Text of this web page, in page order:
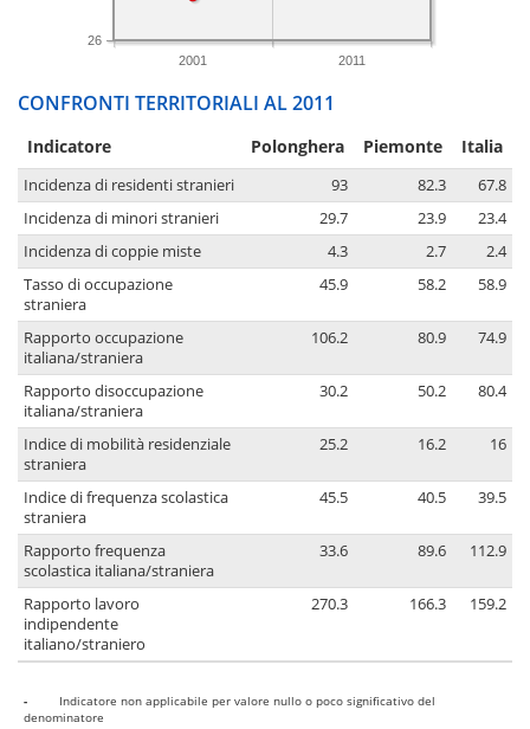
2001 2011
26
CONFRONTI TERRITORIALI AL 2011
Indicatore Polonghera Piemonte Italia
Incidenza di residenti stranieri 93 82.3
67.8
Incidenza di minori stranieri
29.7 23.9
23.4
Incidenza di coppie miste
4.3 2.7
2.4
Tasso di occupazione
straniera
45.9 58.2 58.9
Rapporto occupazione
italiana/straniera
106.2 80.9 74.9
Rapporto disoccupazione
italiana/straniera
30.2 50.2 80.4
Indice di mobilità residenziale
straniera
25.2 16.2 16
Indice di frequenza scolastica
straniera
45.5 40.5 39.5
Rapporto frequenza
scolastica italiana/straniera
33.6 89.6 112.9
Rapporto lavoro
indipendente
italiano/straniero
270.3 166.3 159.2
-
Indicatore non applicabile per valore nullo o poco significativo del
denominatore